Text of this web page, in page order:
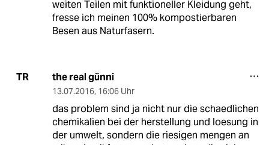
weiten Teilen mit funktioneller Kleidung geht,
fresse ich meinen 100% kompostierbaren
Besen aus Naturfasern.
TR the real günni
13.07.2016, 16:06 Uhr
das problem sind ja nicht nur die schaedlichen
chemikalien bei der herstellung und loesung in
der umwelt, sondern die riesigen mengen an